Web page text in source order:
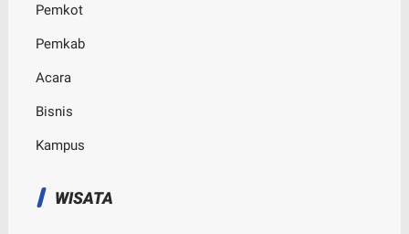
Pemkot
Pemkab
Acara
Bisnis
Kampus
WISATA